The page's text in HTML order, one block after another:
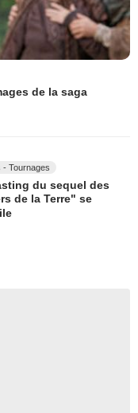
de la saga
- Tournages
du sequel des
de la Terre" se